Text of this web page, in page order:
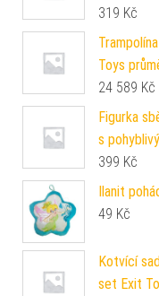
319 Kč
Toys
24 589 Kč
Figurka
s
399 Kč
Ilanit
49 Kč
Kotvící
set Exit